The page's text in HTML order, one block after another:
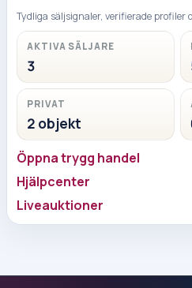
Tydliga säljsignaler, verifierade profiler
AKTIVA SÄLJARE
3
PRIVAT
2 objekt
Öppna trygg handel
Hjälpcenter
Liveauktioner